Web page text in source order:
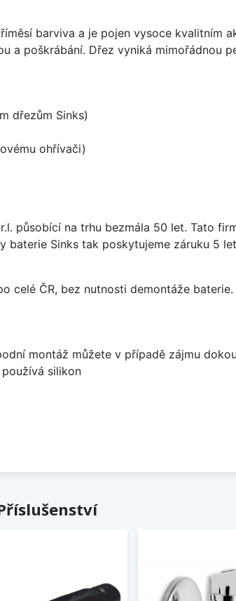
barviva a je pojen vysoce kvalitním
poškrábání. Dřez vyniká mimořádnou
dřezům Sinks)
ohřívači)
působící na trhu bezmála 50 let. Tato
Sinks tak poskytujeme záruku 5
celé ČR, bez nutnosti demontáže baterie.
montáž můžete v případě zájmu
silikon